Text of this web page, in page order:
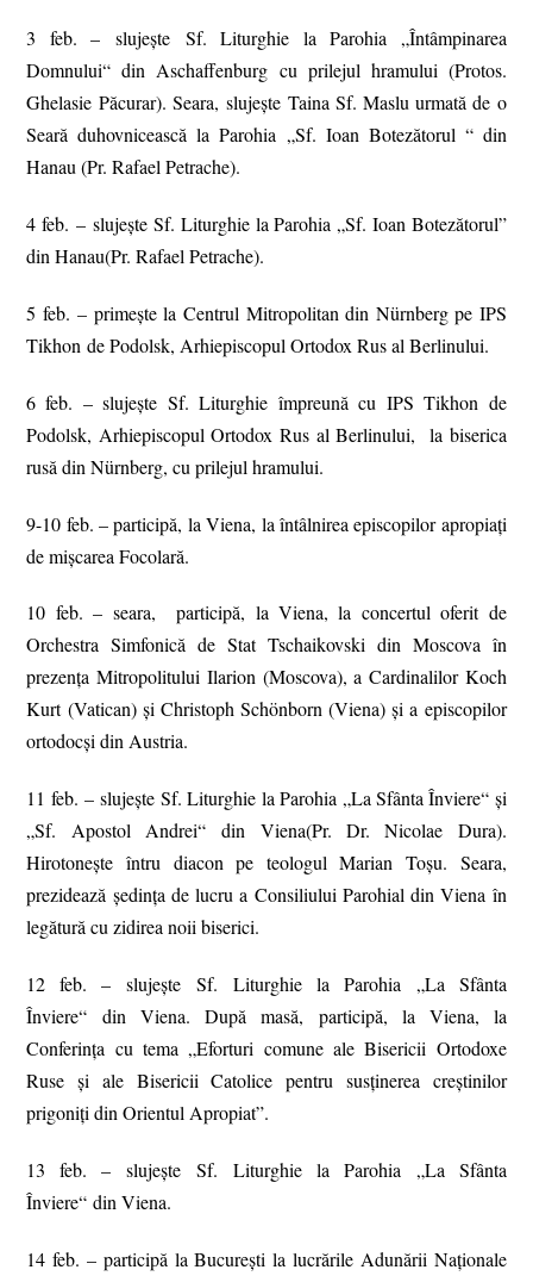
3 feb. – slujește Sf. Liturghie la Parohia „Întâmpinarea
Domnului“ din Aschaffenburg cu prilejul hramului (Protos.
Ghelasie Păcurar). Seara, slujește Taina Sf. Maslu urmată de o
Seară duhovnicească la Parohia „Sf. Ioan Botezătorul “ din
Hanau (Pr. Rafael Petrache).
4 feb. – slujește Sf. Liturghie la Parohia „Sf. Ioan Botezătorul”
din Hanau(Pr. Rafael Petrache).
5 feb. – primește la Centrul Mitropolitan din Nürnberg pe IPS
Tikhon de Podolsk, Arhiepiscopul Ortodox Rus al Berlinului.
6 feb. – slujește Sf. Liturghie împreună cu IPS Tikhon de
Podolsk, Arhiepiscopul Ortodox Rus al Berlinului, la biserica
rusă din Nürnberg, cu prilejul hramului.
9-10 feb. – participă, la Viena, la întâlnirea episcopilor apropiaţi
de mişcarea Focolară.
10 feb. – seara, participă, la Viena, la concertul oferit de
Orchestra Simfonică de Stat Tschaikovski din Moscova în
prezenţa Mitropolitului Ilarion (Moscova), a Cardinalilor Koch
Kurt (Vatican) şi Christoph Schönborn (Viena) şi a episcopilor
ortodocşi din Austria.
11 feb. – slujește Sf. Liturghie la Parohia „La Sfânta Înviere“ şi
„Sf. Apostol Andrei“ din Viena(Pr. Dr. Nicolae Dura).
Hirotonește întru diacon pe teologul Marian Toșu. Seara,
prezidează ședința de lucru a Consiliului Parohial din Viena în
legătură cu zidirea noii biserici.
12 feb. – slujește Sf. Liturghie la Parohia „La Sfânta
Înviere“ din Viena. După masă, participă, la Viena, la
Conferinţa cu tema „Eforturi comune ale Bisericii Ortodoxe
Ruse şi ale Bisericii Catolice pentru susţinerea creştinilor
prigoniţi din Orientul Apropiat”.
13 feb. – slujește Sf. Liturghie la Parohia „La Sfânta
Înviere“ din Viena.
14 feb. – participă la București la lucrările Adunării Naționale